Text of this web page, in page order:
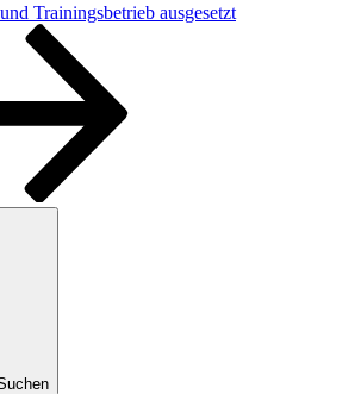
Trainingsbetrieb ausgesetzt